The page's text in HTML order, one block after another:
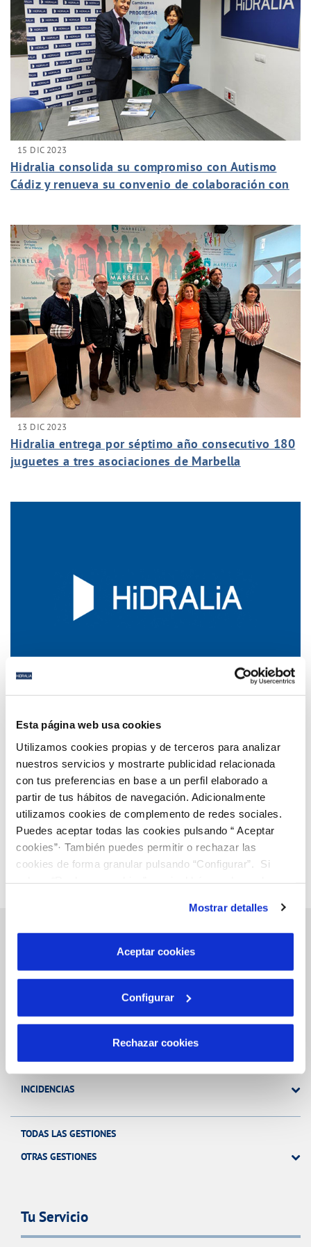
Esta página web usa cookies
Utilizamos cookies propias y de terceros para analizar
nuestros servicios y mostrarte publicidad relacionada
con tus preferencias en base a un perfil elaborado a
partir de tus hábitos de navegación. Adicionalmente
utilizamos cookies de complemento de redes sociales.
Puedes aceptar todas las cookies pulsando “ Aceptar
cookies”· También puedes permitir o rechazar las
cookies de forma granular pulsando “Configurar”. Si
son indispensables para que el sitio web funcione y que
por tanto no se pueden desactivar. Puedes consultar
más información en nuestraPolítica de Cookies
Mostrar detalles
Aceptar cookies
Configurar
Rechazar cookies
15 DIC 2023
Hidralia consolida su compromiso con Autismo
Cádiz y renueva su convenio de colaboración con
13 DIC 2023
Hidralia entrega por séptimo año consecutivo 180
juguetes a tres asociaciones de Marbella
San Fernando adopta medidas urgentes de ahorro
Página 26 de 112
Anterior Siguiente
Gestiones Online
FACTURAS, PAGOS Y CONSUMOS
MODIFICACIÓN DE DATOS
INCIDENCIAS
TODAS LAS GESTIONES
OTRAS GESTIONES
Tu Servicio